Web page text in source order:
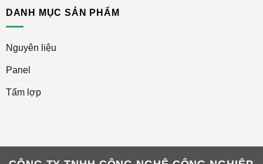
DANH MỤC SẢN PHẨM
Nguyên liệu
Panel
Tấm lợp